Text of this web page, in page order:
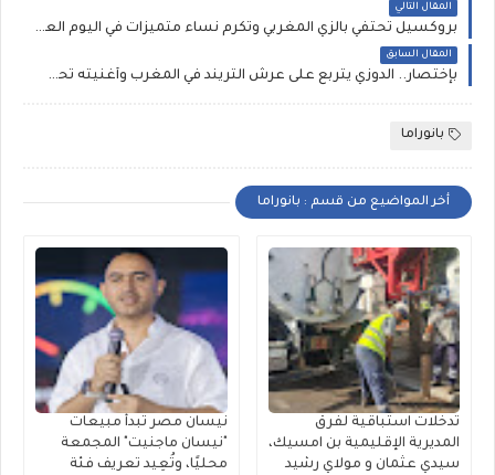
المقال التالي
بروكسيل تحتفي بالزي المغربي وتكرم نساء متميزات في اليوم العالمي للمرأة
المقال السابق
بإختصار.. الدوزي يتربع على عرش التريند في المغرب وأغنيته تحصد ملايين المشاهدات
بانوراما
أخر المواضيع من قسم : بانوراما
تدخلات استباقية لفرق
المديرية الإقليمية بن امسيك،
سيدي عثمان و مولاي رشيد
نيسان مصر تبدأ مبيعات
"نيسان ماجنيت" المجمعة
محليًا، وتُعِيد تعريف فئة